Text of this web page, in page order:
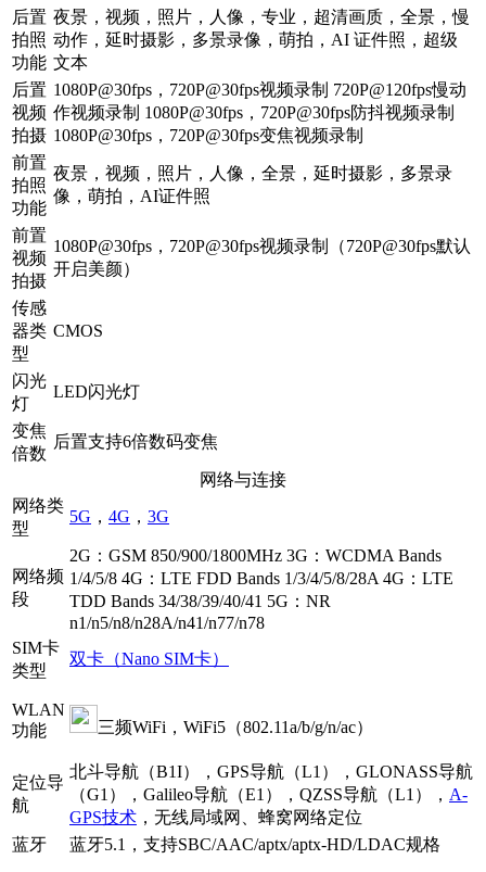
后置
拍照
功能
夜景，视频，照片，人像，专业，超清画质，全景，慢
动作，延时摄影，多景录像，萌拍，AI 证件照，超级
文本
后置
视频
拍摄
1080P@30fps，720P@30fps视频录制 720P@120fps慢动
作视频录制 1080P@30fps，720P@30fps防抖视频录制
1080P@30fps，720P@30fps变焦视频录制
前置
拍照
功能
夜景，视频，照片，人像，全景，延时摄影，多景录
像，萌拍，AI证件照
前置
视频
拍摄
1080P@30fps，720P@30fps视频录制（720P@30fps默认
开启美颜）
传感
器类
型
CMOS
闪光
灯
LED闪光灯
变焦
倍数
后置支持6倍数码变焦
网络与连接
网络类
型
5G ， 4G ， 3G
网络频
段
2G：GSM 850/900/1800MHz 3G：WCDMA Bands
1/4/5/8 4G：LTE FDD Bands 1/3/4/5/8/28A 4G：LTE
TDD Bands 34/38/39/40/41 5G：NR
n1/n5/n8/n28A/n41/n77/n78
SIM卡
类型
双卡（Nano SIM卡）
WLAN
功能
三频WiFi，WiFi5（802.11a/b/g/n/ac）
定位导
航
北斗导航（B1I），GPS导航（L1），GLONASS导航
（G1），Galileo导航（E1），QZSS导航（L1）， A-
GPS技术 ，无线局域网、蜂窝网络定位
蓝牙
蓝牙5.1，支持SBC/AAC/aptx/aptx-HD/LDAC规格